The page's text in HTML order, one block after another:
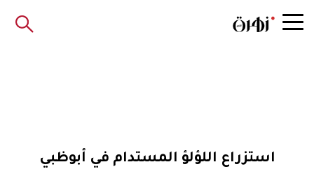
استزراع اللؤلؤ المستدام في أبوظبي